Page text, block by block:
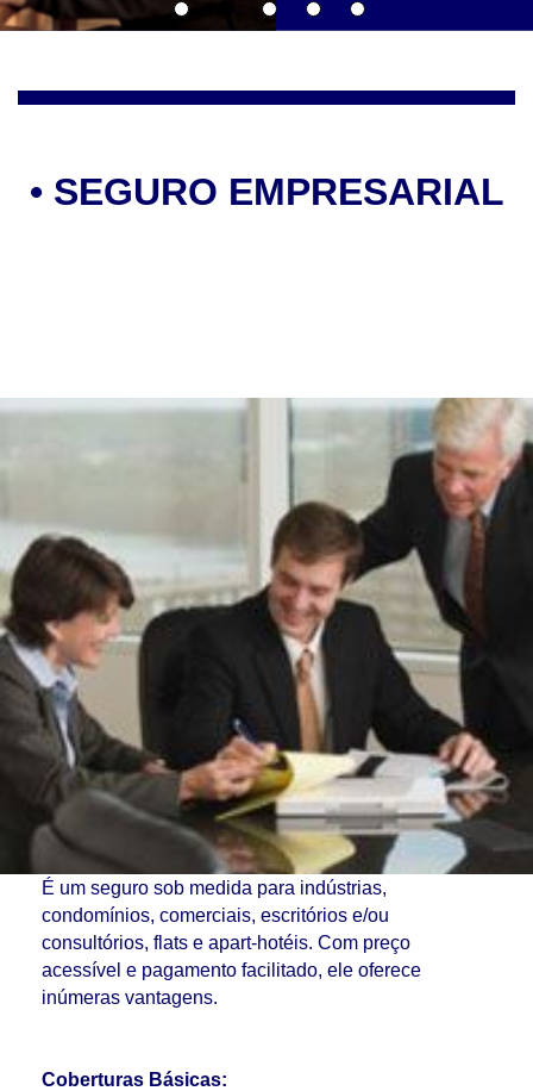
• SEGURO EMPRESARIAL
É um seguro sob medida para indústrias,
condomínios, comerciais, escritórios e/ou
consultórios, flats e apart-hotéis. Com preço
acessível e pagamento facilitado, ele oferece
inúmeras vantagens.
Coberturas Básicas: